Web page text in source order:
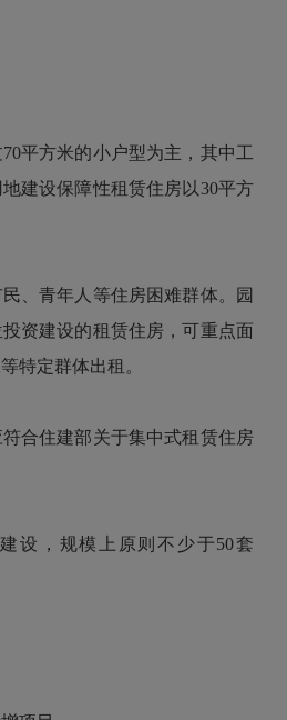
方米的小户型为主，其中工
建设保障性租赁住房以30平方
青年人等住房困难群体。园
资建设的租赁住房，可重点面
特定群体出租。
住建部关于集中式租赁住房
，规模上原则不少于50套